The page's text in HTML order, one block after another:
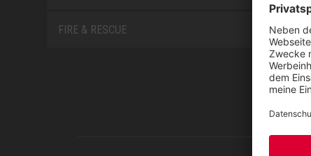
FIRE & RESCUE